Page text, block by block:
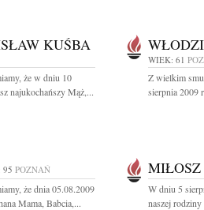
KUŚBA
że w dniu 10
najukochańszy Mąż,...
WIEK: 61
Z wielkim
sierpnia 2009
95 POZNAŃ
że dnia 05.08.2009
Mama, Babcia,...
W dniu 5
naszej